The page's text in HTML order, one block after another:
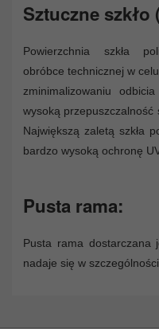
Sztuczne
Powierzchnia szkła
obróbce technicznej w
zminimalizowaniu
wysoką przepuszczalność
Największą zaletą szkła
bardzo wysoką ochronę
Pusta rama:
Pusta rama dostarczana
nadaje się w